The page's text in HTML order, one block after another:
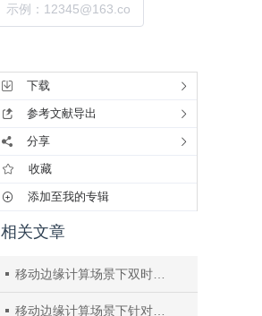
下载
参考文献导出
分享
收藏
添加至我的专辑
相关文章
移动边缘计算场景下双时间尺度在线服务迁移方法
移动边缘计算场景下针对资源竞争的服务迁移优化方法